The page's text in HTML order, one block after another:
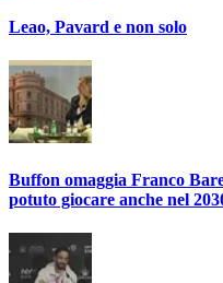
Leao, Pavard e non solo
Buffon omaggia Franco
potuto giocare anche nel